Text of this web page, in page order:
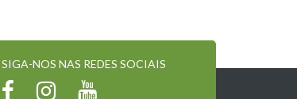
SIGA-NOS NAS REDES SOCIAIS